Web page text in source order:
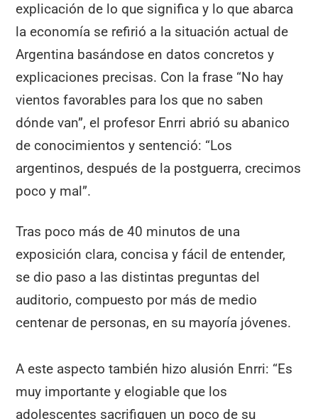
explicación de lo que significa y lo que abarca
la economía se refirió a la situación actual de
Argentina basándose en datos concretos y
explicaciones precisas. Con la frase “No hay
vientos favorables para los que no saben
dónde van”, el profesor Enrri abrió su abanico
de conocimientos y sentenció: “Los
argentinos, después de la postguerra, crecimos
poco y mal”.
Tras poco más de 40 minutos de una
exposición clara, concisa y fácil de entender,
se dio paso a las distintas preguntas del
auditorio, compuesto por más de medio
centenar de personas, en su mayoría jóvenes.
A este aspecto también hizo alusión Enrri: “Es
muy importante y elogiable que los
adolescentes sacrifiquen un poco de su